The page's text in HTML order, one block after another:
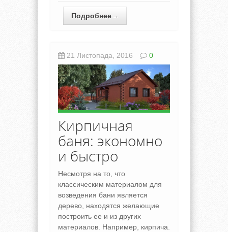
Подробнее→
21 Листопада, 2016 0
Кирпичная
баня: экономно
и быстро
Несмотря на то, что
классическим материалом для
возведения бани является
дерево, находятся желающие
построить ее и из других
материалов. Например, кирпича.